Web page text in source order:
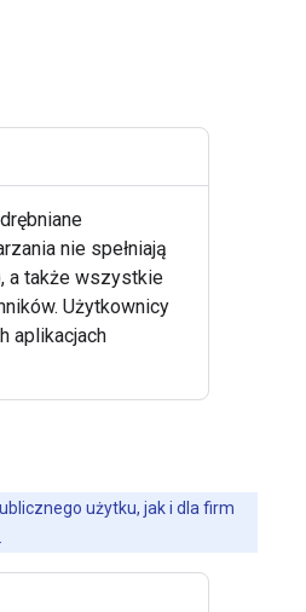
nie spełniają
a także wszystkie
Użytkownicy
aplikacjach
użytku, jak i dla firm